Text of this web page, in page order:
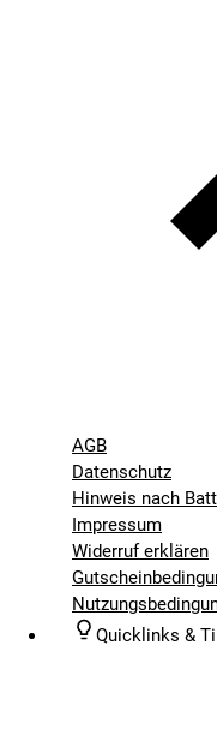
AGB
Datenschutz
Hinweis nach
Impressum
Widerruf erklären
Quicklinks &